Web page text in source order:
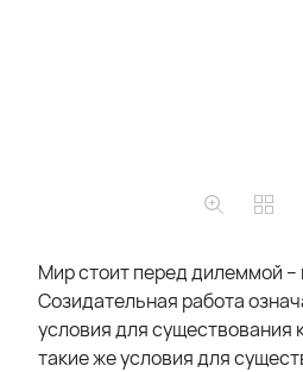
Мир стоит перед дилеммой
Созидательная работа
условия для существования
такие же условия для